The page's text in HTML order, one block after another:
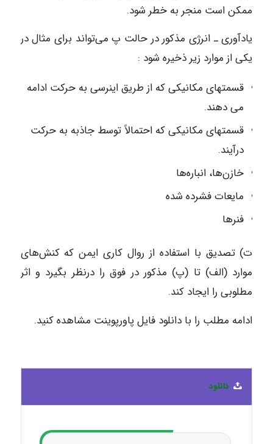
ممکن است منجر به خطر شود.
یادآوری ـ انرژی مذکور در حالت پ می‌تواند برای مثال در
یکی از موارد زیر ذخیره شود :
قسمتهای مکانیکی که از طریق اینرسی به حرکت ادامه
می دهند.
قسمتهای مکانیکی که احتمالاً توسط جاذبه به حرکت
درآیند.
خازن‌ها، انباره‌ها
مایعات فشرده شده
فنرها
ت) تصدیق با استفاده از روال کاری ایمن که کنش‌های
موارد (الف) تا (پ) مذکور در فوق را درنظر بگیرد و اثر
مطلوبی را ایجاد کند.
ادامه مطلب را با دانلود فایل پاورپوینت مشاهده کنید.
دانلود